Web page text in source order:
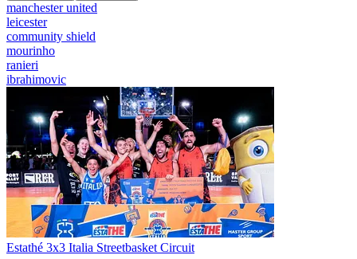
manchester united
leicester
community shield
mourinho
ranieri
ibrahimovic
Estathé 3x3 Italia Streetbasket Circuit